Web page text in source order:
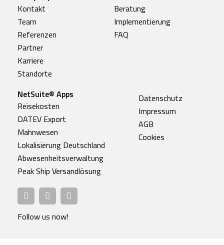
Kontakt
Team
Referenzen
Partner
Karriere
Standorte
Beratung
Implementierung
FAQ
NetSuite® Apps
Reisekosten
DATEV Export
Mahnwesen
Lokalisierung Deutschland
Abwesenheitsverwaltung
Peak Ship Versandlösung
Datenschutz
Impressum
AGB
Cookies
Follow us now!